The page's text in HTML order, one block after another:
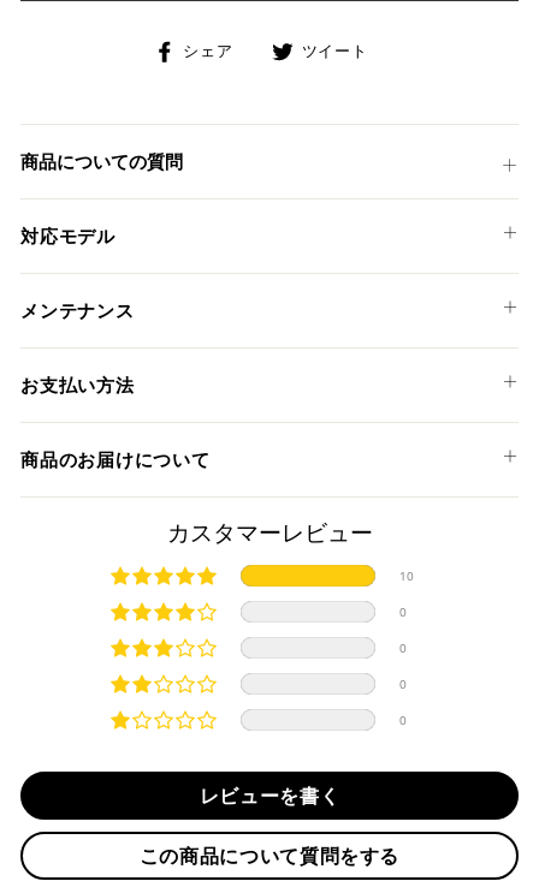
シェア
Facebook
ェ
る
ツイート
稿
商品についての質問
対応モデル
HONDA
X-ADV 750 '17-20
メンテナンス
お支払い方法
上記クレジットカードをご利用頂けます。
分割払い、リボ払い、3Dセキュア対応カードをご利用の
際は、『クレジットカード決済(3Dセキュア) - SBPS』を
ご選択ください。
対応支払回数について以下の通りです。
・分割払い (3,5,6,10,12,15,18,20,24回)
※ 分割払い、リボ払いは決済金額が税込10,000円以上の
場合のみご利用いただけます。
商品のお届けについて
商品発送までの日数について
ご希望商品の在庫状況により異なります。 詳しくは該当商品
選択後に表示される納期をご確認ください。
国内在庫ありの場合
・平日16時までのご注文、お支払い完了で即日発送いたしま
・前払い決済（銀行振込等）の場合、15時までに弊社でのご
入金確認が完了いたしましたら即日発送いたします。
・お取り寄せ商品等を一緒にご注文の場合は、基本的にはお
取り寄せ商品が揃ってからの発送になります。別で発送をご
カスタマーレビュー
10
0
0
0
0
レビューを書く
この商品について質問をする